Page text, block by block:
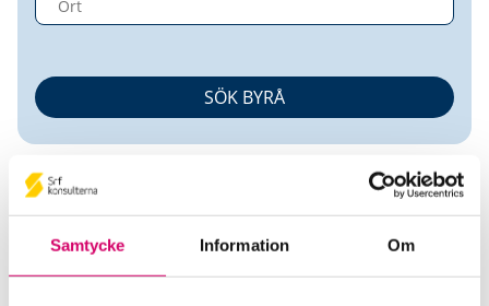
Samtycke Information Om